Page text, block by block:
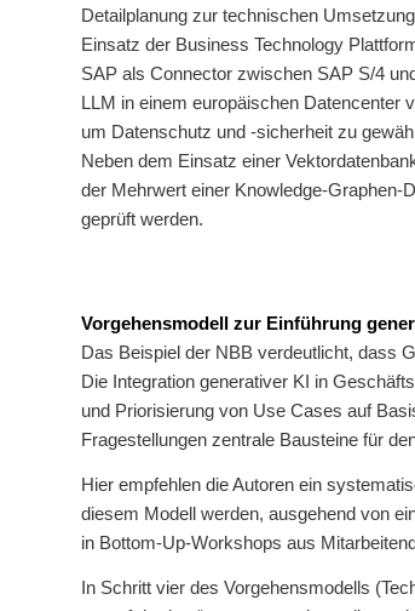
Detailplanung zur technischen
Einsatz der Business Technology
SAP als Connector zwischen SAP S/4
LLM in einem europäischen Datencenter
um Datenschutz und -sicherheit zu
Neben dem Einsatz einer
der Mehrwert einer Knowledge-Graphen-
geprüft werden.
Vorgehensmodell zur Einführung
Das Beispiel der NBB verdeutlicht, dass
Die Integration generativer KI in
und Priorisierung von Use Cases auf
Fragestellungen zentrale Bausteine für
Hier empfehlen die Autoren ein
diesem Modell werden, ausgehend von
in Bottom-Up-Workshops aus
In Schritt vier des Vorgehensmodells